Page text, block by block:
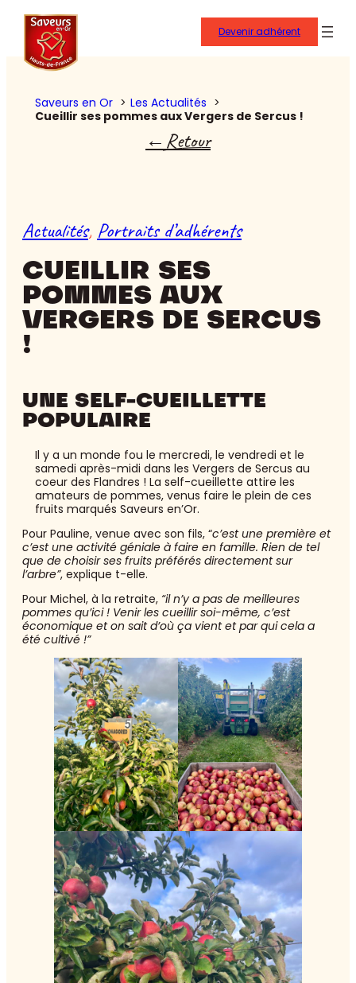
Devenir adhérent
Saveurs en Or
Les Actualités
Cueillir ses pommes aux Vergers de Sercus !
Retour
Actualités, Portraits d’adhérents
CUEILLIR SES
POMMES AUX
VERGERS DE SERCUS
!
UNE SELF-CUEILLETTE
POPULAIRE
Il y a un monde fou le mercredi, le vendredi et le
samedi après-midi dans les Vergers de Sercus au
coeur des Flandres ! La self-cueillette attire les
amateurs de pommes, venus faire le plein de ces
fruits marqués Saveurs en’Or.
Pour Pauline, venue avec son fils, “c’est une première et
c’est une activité géniale à faire en famille. Rien de tel
que de choisir ses fruits préférés directement sur
l’arbre”, explique t-elle.
Pour Michel, à la retraite, “il n’y a pas de meilleures
pommes qu’ici ! Venir les cueillir soi-même, c’est
économique et on sait d’où ça vient et par qui cela a
été cultivé !”